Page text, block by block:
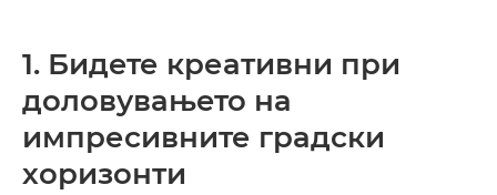
1. Бидете креативни при
доловувањето на
импресивните градски
хоризонти